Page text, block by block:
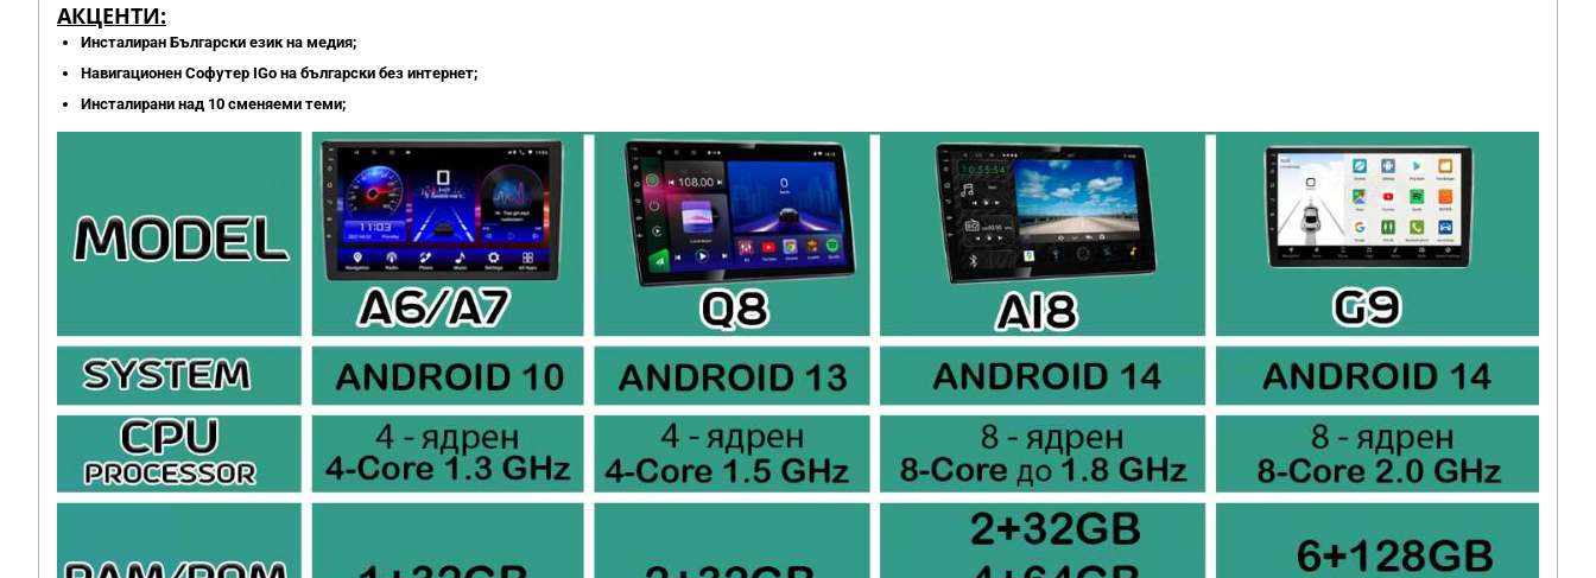
АКЦЕНТИ:
Инсталиран Български език на медия;
Навигационен Софутер IGo на български без интернет;
Инсталирани над 10 сменяеми теми;